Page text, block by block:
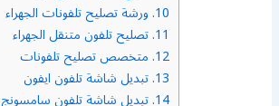
10. ورشة تصليح تلفونات الجهراء
11. تصليح تلفون متنقل الجهراء
12. متخصص تصليح تلفونات
13. تبديل شاشة تلفون ايفون
14. تبديل شاشة تلفون سامسونج